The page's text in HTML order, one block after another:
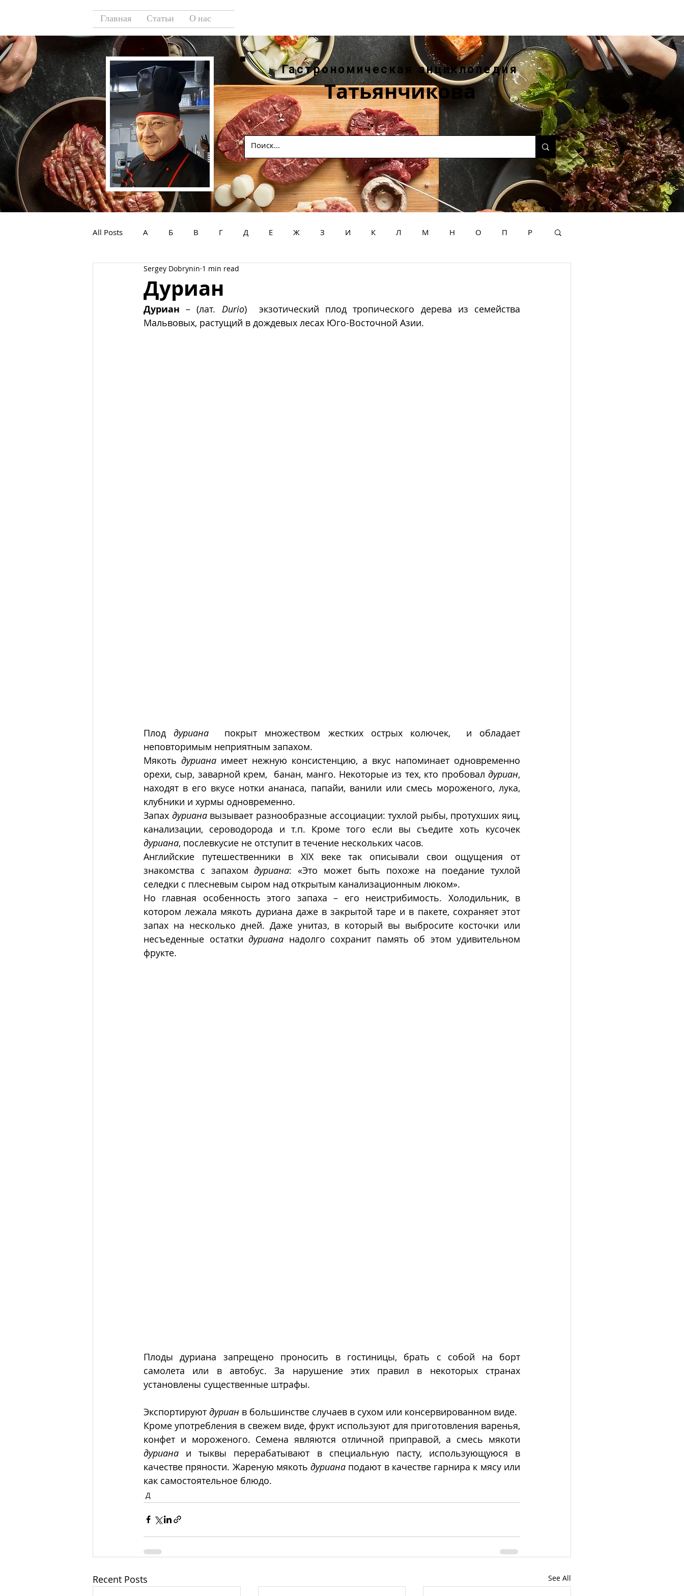
Главная Статьи О нас
Гастрономическая энциклопедия
Татьянчикова
All Posts А Б В Г Д Е Ж З И К Л М Н О П Р
У Ф Х
Дуриан
Sergey Dobrynin 1 min read
Дуриан – (лат. Durio)  экзотический плод тропического дерева из семейства
Мальвовых, растущий в дождевых лесах Юго-Восточной Азии.
Плод дуриана
  покрыт множеством жестких острых колючек,  и обладает
неповторимым неприятным запахом.
Мякоть дуриана имеет нежную консистенцию, а вкус напоминает одновременно
орехи, сыр, заварной крем,  банан, манго. Некоторые из тех, кто пробовал дуриан,
находят в его вкусе нотки ананаса, папайи, ванили или смесь мороженого, лука,
клубники и хурмы одновременно.
Запах дуриана вызывает разнообразные ассоциации: тухлой рыбы, протухших яиц,
дуриана, послевкусие не отступит в течение нескольких часов.
Английские путешественники в XIX веке так описывали свои ощущения от
знакомства с запахом дуриана: «Это может быть похоже на поедание тухлой
селедки с плесневым сыром над открытым канализационным люком».
Но главная особенность этого запаха – его неистрибимость. Холодильник, в
котором лежала мякоть дуриана даже в закрытой таре и в пакете, сохраняет этот
запах на несколько дней. Даже унитаз, в который вы выбросите косточки или
несъеденные остатки дуриана надолго сохранит память об этом удивительном
фрукте.
Плоды дуриана запрещено проносить в гостиницы, брать с собой на борт
самолета или в автобус. За нарушение этих правил в некоторых странах
установлены существенные штрафы.
Экспортируют дуриан в большинстве случаев в сухом или консервированном виде.
Кроме употребления в свежем виде, фрукт используют для приготовления варенья,
дуриана и тыквы перерабатывают в специальную пасту, использующуюся в
качестве пряности. Жареную мякоть дуриана подают в качестве гарнира к мясу или
как самостоятельное блюдо.
Д
Recent Posts See All